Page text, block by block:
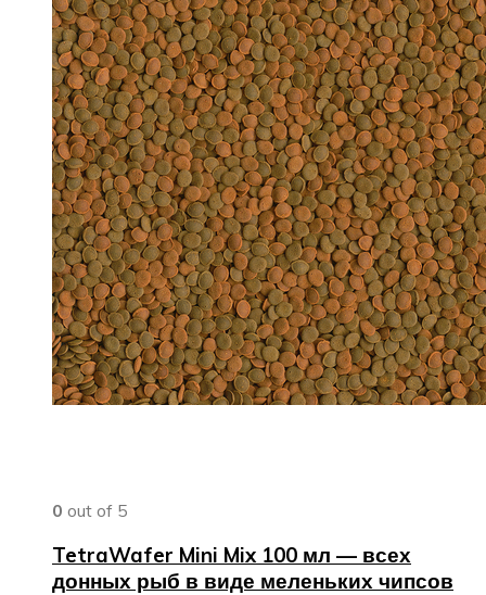
0 out of 5
TetraWafer Mini Mix 100 мл — всех
донных рыб в виде меленьких чипсов